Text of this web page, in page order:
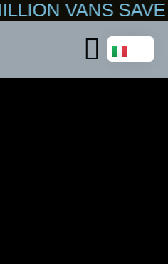
VANS
Main
Menu